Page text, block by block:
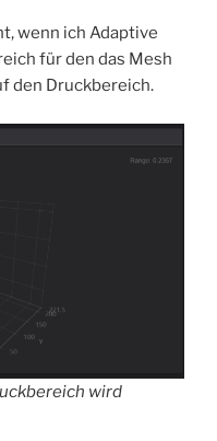
wenn ich Adaptive
für den das Mesh
den Druckbereich.
wird